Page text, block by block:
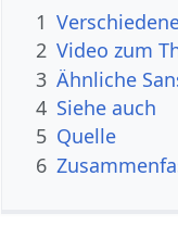
1
2 Video zum
3 Ähnliche
4 Siehe auch
5 Quelle
6